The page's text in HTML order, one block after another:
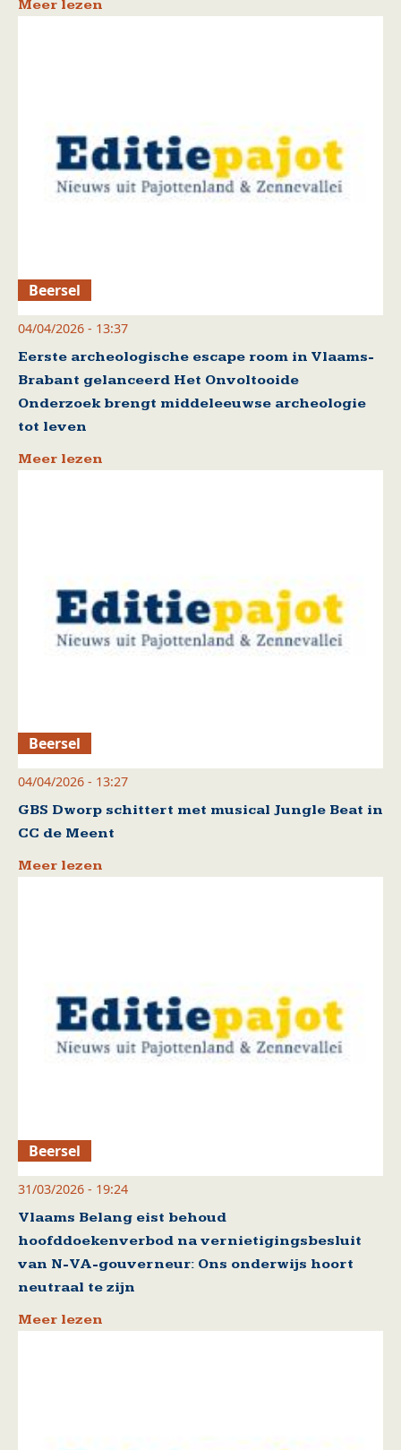
Meer lezen
Beersel
04/04/2026 - 13:37
Eerste archeologische escape room in Vlaams-
Brabant gelanceerd Het Onvoltooide
Onderzoek brengt middeleeuwse archeologie
tot leven
Meer lezen
Beersel
04/04/2026 - 13:27
GBS Dworp schittert met musical Jungle Beat in
CC de Meent
Meer lezen
Beersel
31/03/2026 - 19:24
Vlaams Belang eist behoud
hoofddoekenverbod na vernietigingsbesluit
van N-VA-gouverneur: Ons onderwijs hoort
neutraal te zijn
Meer lezen